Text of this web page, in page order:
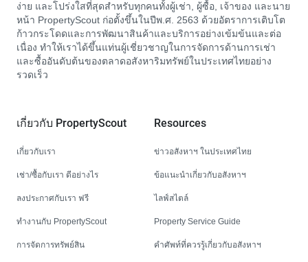
ง่าย และโปร่งใสที่สุดสำหรับทุกคนทั้งผู้เช่า, ผู้ซื้อ, เจ้าของ และนาย
หน้า PropertyScout ก่อตั้งขึ้นในปีพ.ศ. 2563 ด้วยอัตราการเติบโต
ก้าวกระโดดและการพัฒนาสินค้าและบริการอย่างเข้มข้นและต่อ
เนื่อง ทำให้เราได้ขึ้นแท่นผู้เชี่ยวชาญในการจัดการด้านการเช่า
และซื้ออันดับต้นของตลาดอสังหาริมทรัพย์ในประเทศไทยอย่าง
รวดเร็ว
เกี่ยวกับ PropertyScout
เกี่ยวกับเรา
เช่า/ซื้อกับเรา ดีอย่างไร
ลงประกาศกับเรา ฟรี
ทำงานกับ PropertyScout
การจัดการทรัพย์สิน
Resources
ข่าวอสังหาฯ ในประเทศไทย
ข้อแนะนำเกี่ยวกับอสังหาฯ
ไลฟ์สไตล์
Property Service Guide
คำศัพท์ที่ควรรู้เกี่ยวกับอสังหาฯ